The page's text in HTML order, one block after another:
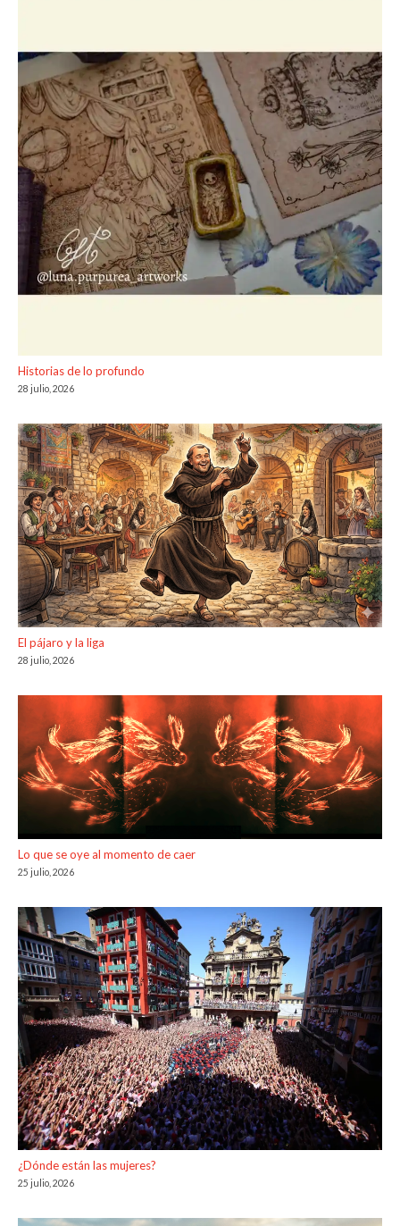
Historias de lo profundo
28 julio, 2026
El pájaro y la liga
28 julio, 2026
Lo que se oye al momento de caer
25 julio, 2026
¿Dónde están las mujeres?
25 julio, 2026